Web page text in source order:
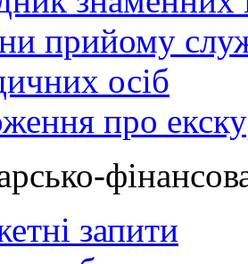
прийому
осіб
про
запити